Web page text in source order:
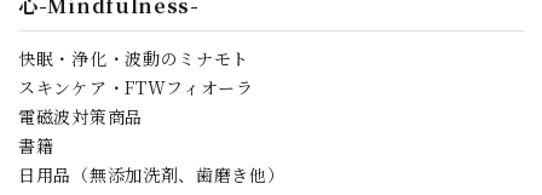
快眠・浄化・波動のミナモト
スキンケア・FTWフィオーラ
電磁波対策商品
書籍
日用品（無添加洗剤、歯磨き他）